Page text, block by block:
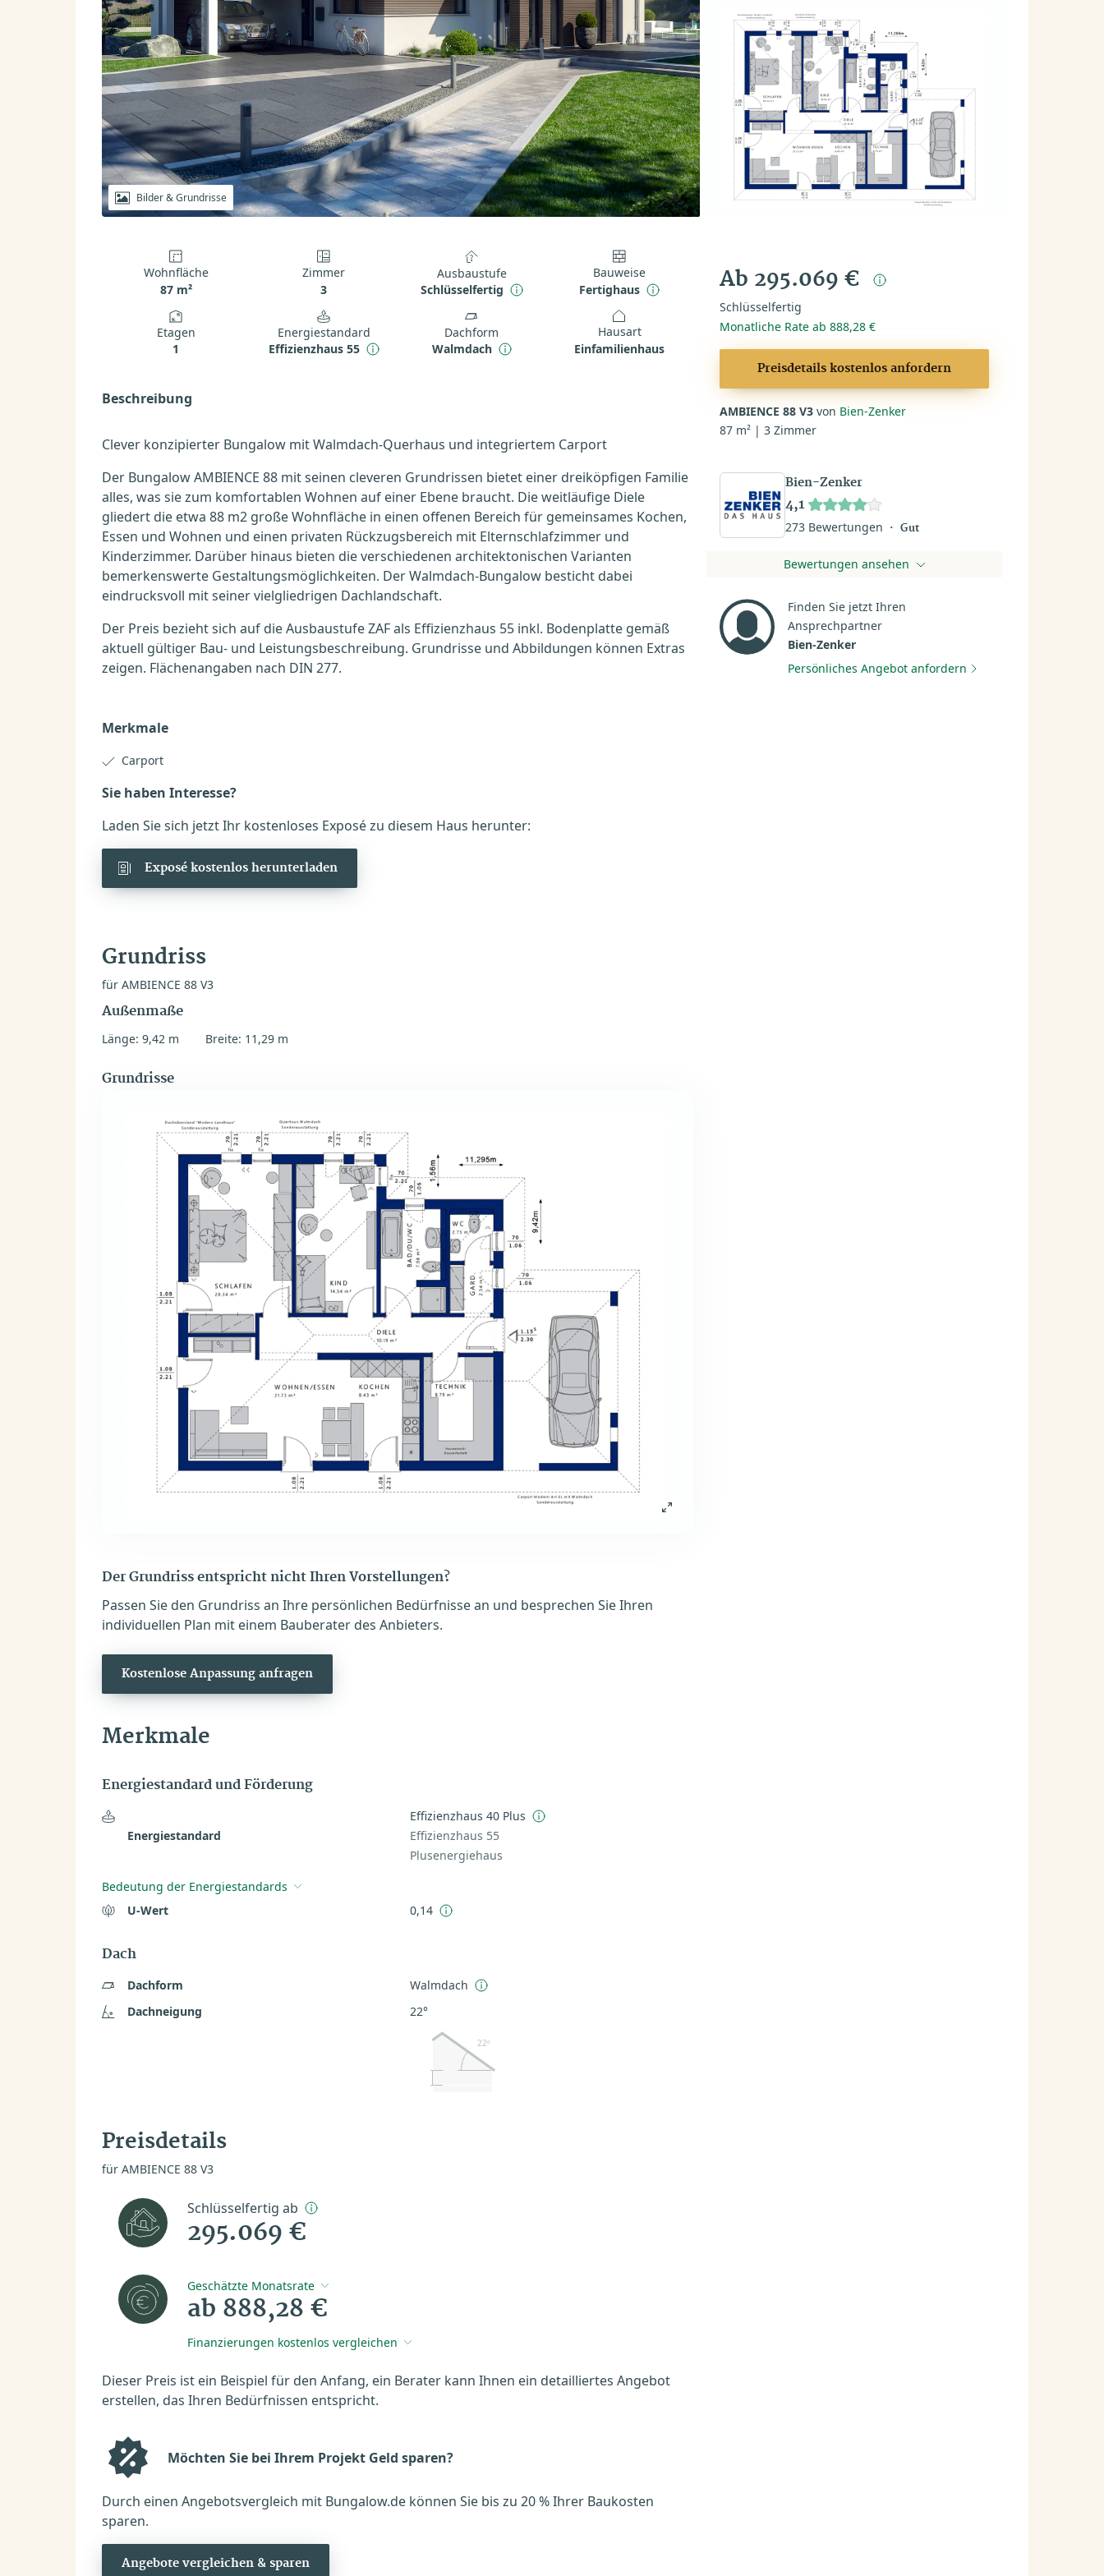
Bilder & Grundrisse
Wohnfläche
87 m²
Zimmer
3
Ausbaustufe
Schlüsselfertig
Bauweise
Fertighaus
Etagen
1
Energiestandard
Effizienzhaus 55
Dachform
Walmdach
Hausart
Einfamilienhaus
Beschreibung
Clever konzipierter Bungalow mit Walmdach-Querhaus und integriertem Carport
Der Bungalow AMBIENCE 88 mit seinen cleveren Grundrissen bietet einer dreiköpfigen Familie
alles, was sie zum komfortablen Wohnen auf einer Ebene braucht. Die weitläufige Diele
gliedert die etwa 88 m2 große Wohnfläche in einen offenen Bereich für gemeinsames Kochen,
Essen und Wohnen und einen privaten Rückzugsbereich mit Elternschlafzimmer und
Kinderzimmer. Darüber hinaus bieten die verschiedenen architektonischen Varianten
bemerkenswerte Gestaltungsmöglichkeiten. Der Walmdach-Bungalow besticht dabei
eindrucksvoll mit seiner vielgliedrigen Dachlandschaft.
Der Preis bezieht sich auf die Ausbaustufe ZAF als Effizienzhaus 55 inkl. Bodenplatte gemäß
aktuell gültiger Bau- und Leistungsbeschreibung. Grundrisse und Abbildungen können Extras
zeigen. Flächenangaben nach DIN 277.
Merkmale
Carport
Sie haben Interesse?
Laden Sie sich jetzt Ihr kostenloses Exposé zu diesem Haus herunter:
Exposé kostenlos herunterladen
Grundriss
für AMBIENCE 88 V3
Außenmaße
Länge: 9,42 m Breite: 11,29 m
Grundrisse
Der Grundriss entspricht nicht Ihren Vorstellungen?
Passen Sie den Grundriss an Ihre persönlichen Bedürfnisse an und besprechen Sie Ihren
individuellen Plan mit einem Bauberater des Anbieters.
Kostenlose Anpassung anfragen
Merkmale
Energiestandard und Förderung
Energiestandard
Effizienzhaus 40 Plus
Effizienzhaus 55
Plusenergiehaus
Bedeutung der Energiestandards
U-Wert
0,14
Dach
Dachform
Walmdach
Dachneigung
22°
22º
Preisdetails
für AMBIENCE 88 V3
Schlüsselfertig ab
295.069 €
Geschätzte Monatsrate
ab 888,28 €
Finanzierungen kostenlos vergleichen
Dieser Preis ist ein Beispiel für den Anfang, ein Berater kann Ihnen ein detailliertes Angebot
erstellen, das Ihren Bedürfnissen entspricht.
Möchten Sie bei Ihrem Projekt Geld sparen?
Durch einen Angebotsvergleich mit Bungalow.de können Sie bis zu 20 % Ihrer Baukosten
sparen.
Angebote vergleichen & sparen
Ab 295.069 €
Schlüsselfertig
Monatliche Rate ab 888,28 €
Preisdetails kostenlos anfordern
AMBIENCE 88 V3 von Bien-Zenker
87 m² | 3 Zimmer
Bien-Zenker
4,1
273 Bewertungen Gut
Bewertungen ansehen
Finden Sie jetzt Ihren
Ansprechpartner
Bien-Zenker
Persönliches Angebot anfordern